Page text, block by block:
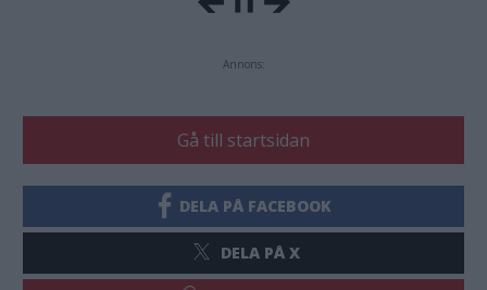
Annons:
Gå till startsidan
DELA PÅ FACEBOOK
DELA PÅ X